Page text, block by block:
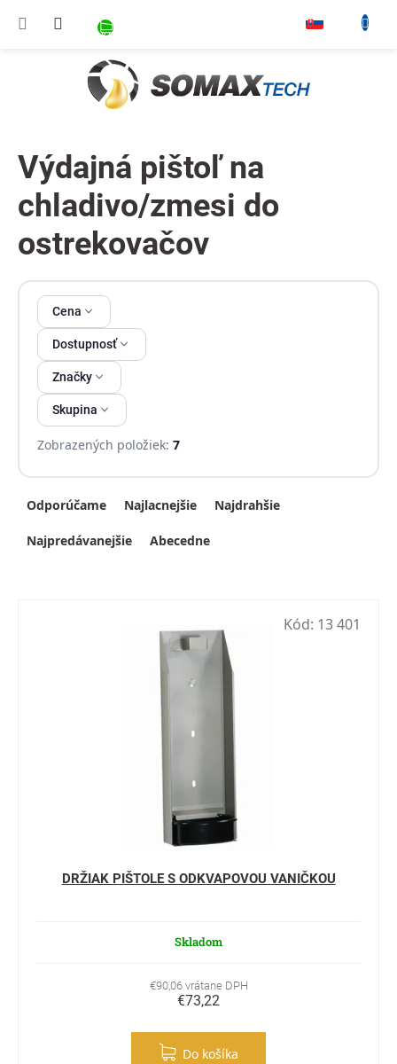
NÁKUPNÝ KOŠÍK
Výdajná pištoľ na
chladivo/zmesi do
ostrekovačov
Cena
Dostupnosť
Značky
Skupina
Zobrazených položiek: 7
Výpis produktov
Radenie produktov
Odporúčame Najlacnejšie Najdrahšie
Najpredávanejšie Abecedne
DRŽIAK PIŠTOLE S ODKVAPOVOU VANIČKOU
Skladom
€90,06 vrátane DPH
€73,22
Do košíka
Kód: 13 401